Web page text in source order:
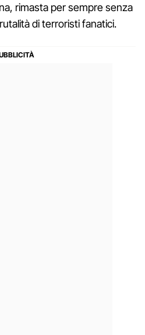
rimasta per sempre senza
di terroristi fanatici.